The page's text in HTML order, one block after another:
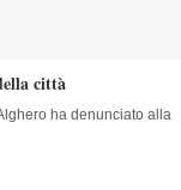
città
ha denunciato alla